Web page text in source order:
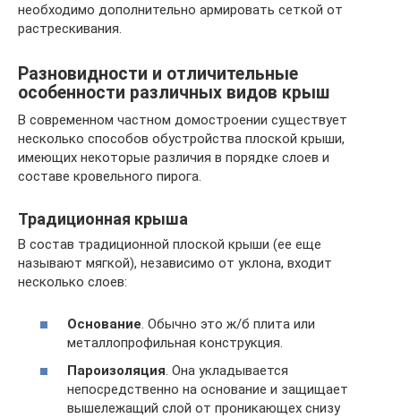
необходимо дополнительно армировать сеткой от
растрескивания.
Разновидности и отличительные
особенности различных видов крыш
В современном частном домостроении существует
несколько способов обустройства плоской крыши,
имеющих некоторые различия в порядке слоев и
составе кровельного пирога.
Традиционная крыша
В состав традиционной плоской крыши (ее еще
называют мягкой), независимо от уклона, входит
несколько слоев:
Основание . Обычно это ж/б плита или
металлопрофильная конструкция.
Пароизоляция. Она укладывается
непосредственно на основание и защищает
вышележащий слой от проникающех снизу